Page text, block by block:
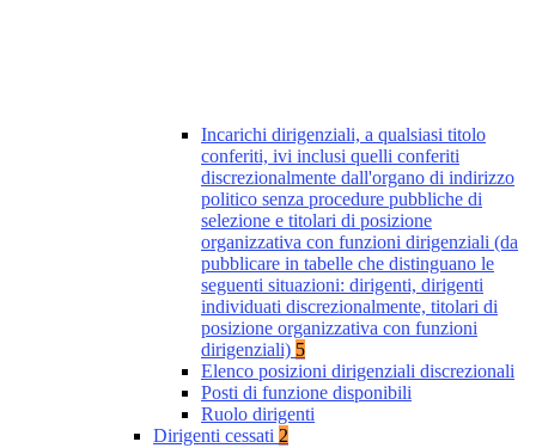
Incarichi dirigenziali, a qualsiasi titolo
conferiti, ivi inclusi quelli conferiti
discrezionalmente dall'organo di indirizzo
politico senza procedure pubbliche di
selezione e titolari di posizione
organizzativa con funzioni dirigenziali (da
pubblicare in tabelle che distinguano le
seguenti situazioni: dirigenti, dirigenti
individuati discrezionalmente, titolari di
posizione organizzativa con funzioni
dirigenziali) 5
Elenco posizioni dirigenziali discrezionali
Posti di funzione disponibili
Ruolo dirigenti
Dirigenti cessati 2